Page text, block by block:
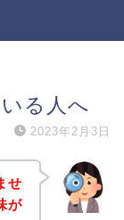
る人へ
2023年2月3日
せ
が